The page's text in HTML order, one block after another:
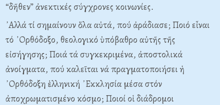
“δῆθεν” ἀνεκτικές σύγχρονες κοινωνίες.
᾿Αλλά τί σημαίνουν ὅλα αὐτά, πού ἀράδιασε; Ποιό εἶναι
τό ᾿Ορθόδοξο, θεολογικό ὑπόβαθρο αὐτῆς τῆς
εἰσήγησης; Ποιά τά συγκεκριμένα, ἀποστολικά
ἀνοίγματα, πού καλεῖται νά πραγματοποιήσει ἡ
᾿Ορθόδοξη ἑλληνική ᾿Εκκλησία μέσα στόν
ἀποχρωματισμένο κόσμο; Ποιοί οἱ διάδρομοι